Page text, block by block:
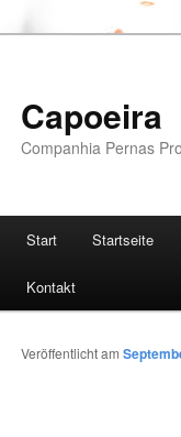
Capoeira
Companhia Pernas
Start Startseite
Kontakt
Veröffentlicht am